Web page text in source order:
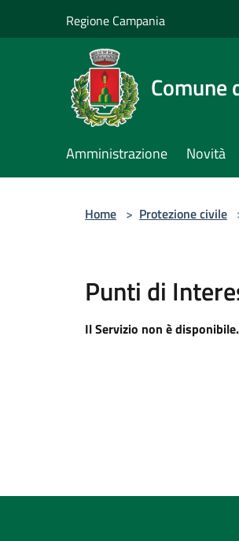
Regione Campania
Comune
Amministrazione Novità
Home > Protezione civile
Punti di
Il Servizio non è disponibile.